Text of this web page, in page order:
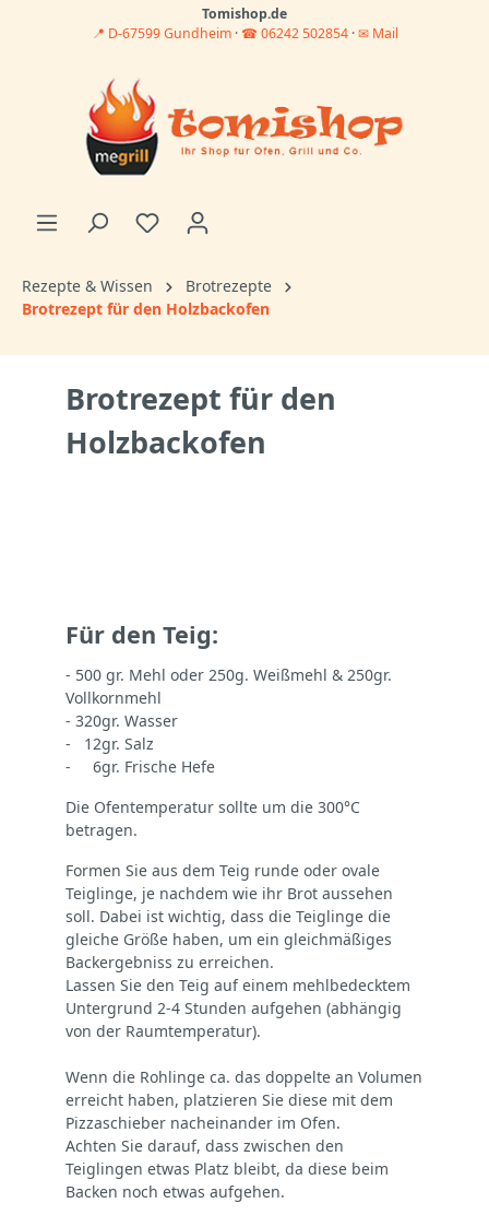
Tomishop.de
📍 D-67599 Gundheim · ☎ 06242 502854·✉ Mail
Rezepte & Wissen
Brotrezepte
Brotrezept für den Holzbackofen
Brotrezept für den
Holzbackofen
Für den Teig:
- 500 gr. Mehl oder 250g. Weißmehl & 250gr.
Vollkornmehl
- 320gr. Wasser
- 12gr. Salz
- 6gr. Frische Hefe
Die Ofentemperatur sollte um die 300°C
betragen.
Formen Sie aus dem Teig runde oder ovale
Teiglinge, je nachdem wie ihr Brot aussehen
soll. Dabei ist wichtig, dass die Teiglinge die
gleiche Größe haben, um ein gleichmäßiges
Backergebniss zu erreichen.
Lassen Sie den Teig auf einem mehlbedecktem
Untergrund 2-4 Stunden aufgehen (abhängig
von der Raumtemperatur).
Wenn die Rohlinge ca. das doppelte an Volumen
erreicht haben, platzieren Sie diese mit dem
Pizzaschieber nacheinander im Ofen.
Achten Sie darauf, dass zwischen den
Teiglingen etwas Platz bleibt, da diese beim
Backen noch etwas aufgehen.